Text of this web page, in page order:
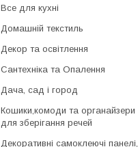
Все для кухні
Домашній текстиль
Декор та освітлення
Сантехніка та Опалення
Дача, сад і город
Кошики,комоди та органайзери
для зберігання речей
Декоративні самоклеючі панелі,